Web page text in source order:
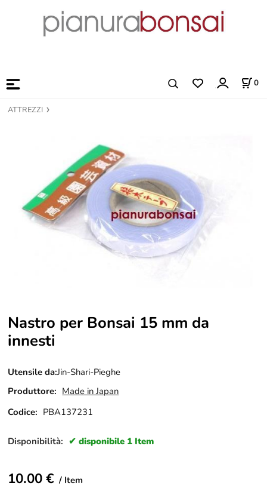
0
ATTREZZI
Nastro per Bonsai 15 mm da
innesti
Utensile da:Jin-Shari-Pieghe
Produttore: Made in Japan
Codice: PBA137231
Disponibilità: disponibile 1 Item
10.00€ Item